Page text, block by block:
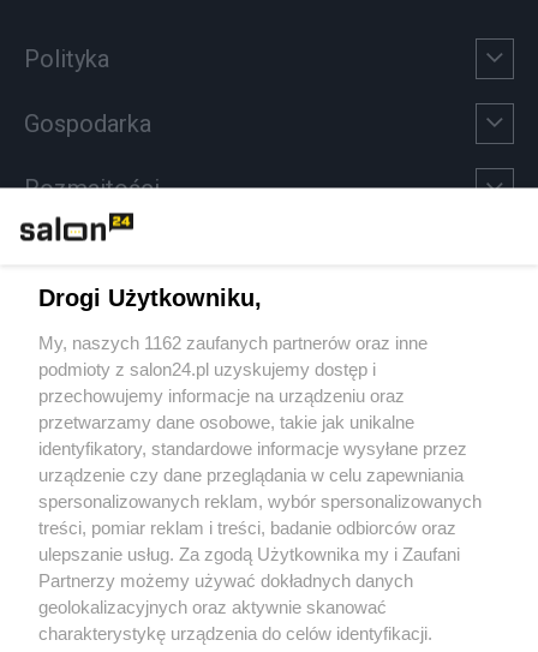
Polityka
Gospodarka
Rozmaitości
Sport
Społeczeństwo
Kultura
X Facebook Instagram Youtube
Drogi Użytkowniku,
My, naszych 1162 zaufanych partnerów oraz inne
podmioty z salon24.pl uzyskujemy dostęp i
przechowujemy informacje na urządzeniu oraz
przetwarzamy dane osobowe, takie jak unikalne
identyfikatory, standardowe informacje wysyłane przez
urządzenie czy dane przeglądania w celu zapewniania
spersonalizowanych reklam, wybór spersonalizowanych
treści, pomiar reklam i treści, badanie odbiorców oraz
ulepszanie usług. Za zgodą Użytkownika my i Zaufani
Partnerzy możemy używać dokładnych danych
geolokalizacyjnych oraz aktywnie skanować
charakterystykę urządzenia do celów identyfikacji.